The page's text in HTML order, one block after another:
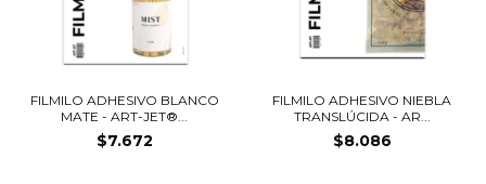
FILMILO ADHESIVO BLANCO
MATE - ART-JET®...
$7.672
FILMILO ADHESIVO NIEBLA
TRANSLÚCIDA - AR...
$8.086